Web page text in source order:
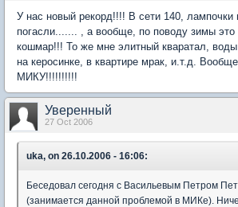
У нас новый рекорд!!!! В сети 140, лампочки
погасли....... , а вообще, по поводу зимы это
кошмар!!! То же мне элитный кваратал, воды
на керосинке, в квартире мрак, и.т.д.
МИКУ!!!!!!!!!!
Уверенный
27 Oct 2006
uka, on 26.10.2006 - 16:06:
Беседовал сегодня с Васильевым Петром
(занимается данной проблемой в МИКе).